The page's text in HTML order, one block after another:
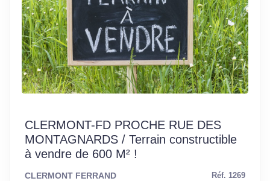
CLERMONT-FD PROCHE RUE DES
MONTAGNARDS / Terrain constructible
à vendre de 600 M² !
CLERMONT FERRAND Réf. 1269